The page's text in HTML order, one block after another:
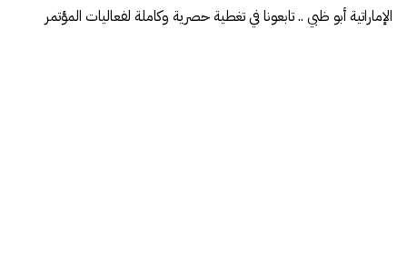
الإماراتية أبو ظبي .. تابعونا في تغطية حصرية وكاملة لفعاليات المؤتمر